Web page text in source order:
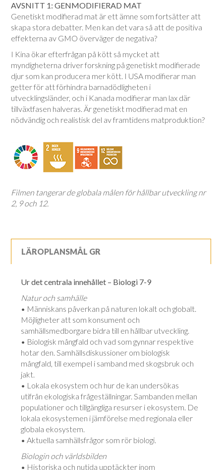
AVSNITT 1: GENMODIFIERAD MAT
Genetiskt modifierad mat är ett ämne som fortsätter att
skapa stora debatter. Men kan det vara så att de positiva
effekterna av GMO överväger de negativa?
I Kina ökar efterfrågan på kött så mycket att
myndigheterna driver forskning på genetiskt modifierade
djur som kan producera mer kött. I USA modifierar man
getter för att förhindra barnadödligheten i
utvecklingsländer, och i Kanada modifierar man lax där
tillväxtfasen halveras. Är genetiskt modifierad mat en
nödvändig och realistisk del av framtidens matproduktion?
Filmen tangerar de globala målen för hållbar utveckling nr
2, 9 och 12.
LÄROPLANSMÅL GR
Ur det centrala innehållet – Biologi 7-9
Natur och samhälle
• Människans påverkan på naturen lokalt och globalt.
Möjligheter att som konsument och
samhällsmedborgare bidra till en hållbar utveckling.
• Biologisk mångfald och vad som gynnar respektive
hotar den. Samhällsdiskussioner om biologisk
mångfald, till exempel i samband med skogsbruk och
jakt.
• Lokala ekosystem och hur de kan undersökas
utifrån ekologiska frågeställningar. Sambanden mellan
populationer och tillgängliga resurser i ekosystem. De
lokala ekosystemen i jämförelse med regionala eller
globala ekosystem.
• Aktuella samhällsfrågor som rör biologi.
Biologin och världsbilden
• Historiska och nutida upptäckter inom